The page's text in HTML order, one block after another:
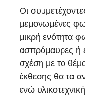
Οι
μεμονωμένες
μικρή ενότητα
ασπρόμαυρες ή
σχέση με το
έκθεσης θα τα
ενώ